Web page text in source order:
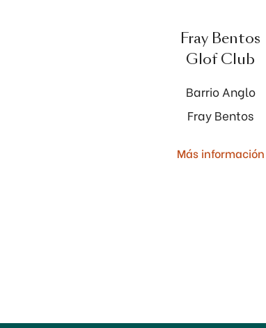
Fray Bentos
Glof Club
Barrio Anglo
Fray Bentos
Más información